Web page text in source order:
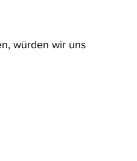
würden wir uns